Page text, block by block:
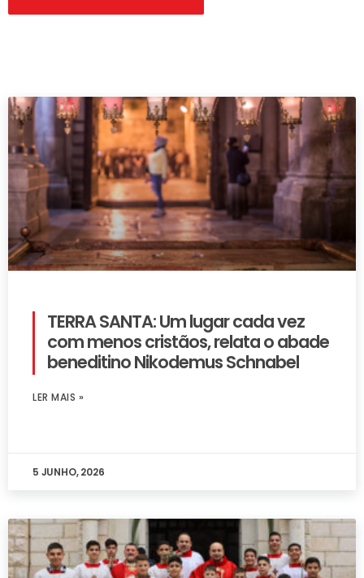
TERRA SANTA: Um lugar cada vez
com menos cristãos, relata o abade
beneditino Nikodemus Schnabel
LER MAIS »
5 JUNHO, 2026